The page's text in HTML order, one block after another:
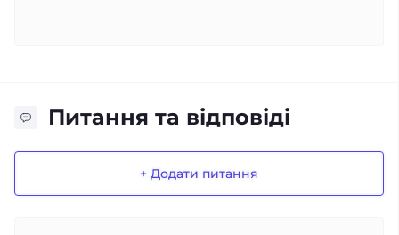
Питання та відповіді
+ Додати питання